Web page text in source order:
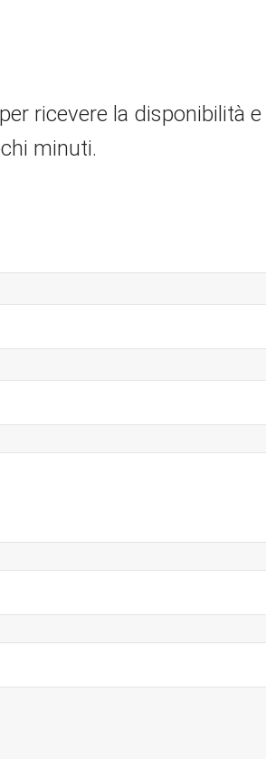
SMARTHOTEL
ricevere la disponibilità e
minuti.